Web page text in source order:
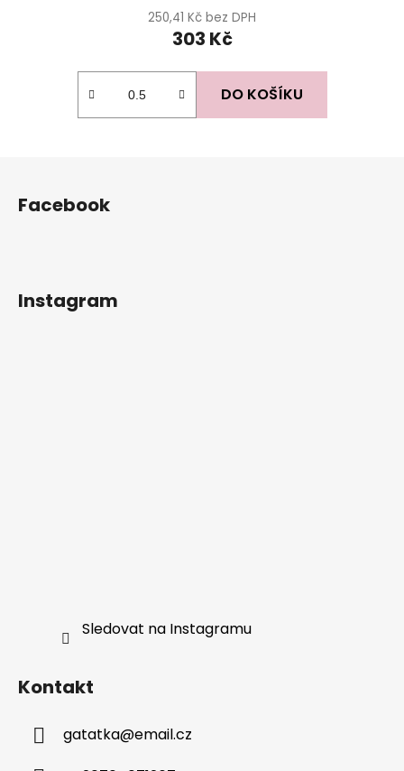
250,41 Kč bez DPH
303 Kč
DO KOŠÍKU
Facebook
Instagram
Sledovat na Instagramu
Kontakt
gatatka@email.cz